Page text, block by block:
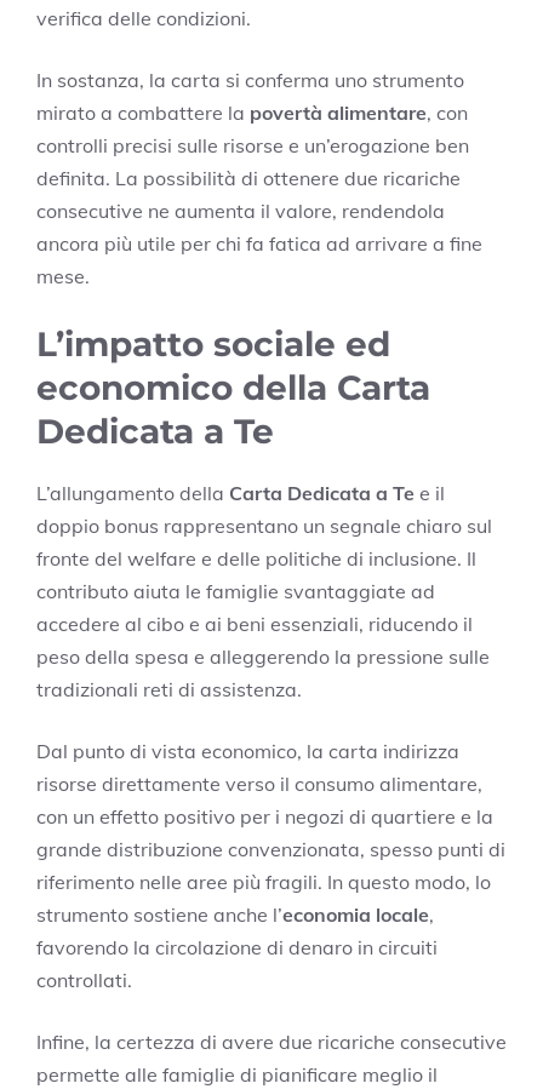
verifica delle condizioni.
In sostanza, la carta si conferma uno strumento
mirato a combattere la povertà alimentare, con
controlli precisi sulle risorse e un’erogazione ben
definita. La possibilità di ottenere due ricariche
consecutive ne aumenta il valore, rendendola
ancora più utile per chi fa fatica ad arrivare a fine
mese.
L’impatto sociale ed
economico della Carta
Dedicata a Te
L’allungamento della Carta Dedicata a Te e il
doppio bonus rappresentano un segnale chiaro sul
fronte del welfare e delle politiche di inclusione. Il
contributo aiuta le famiglie svantaggiate ad
accedere al cibo e ai beni essenziali, riducendo il
peso della spesa e alleggerendo la pressione sulle
tradizionali reti di assistenza.
Dal punto di vista economico, la carta indirizza
risorse direttamente verso il consumo alimentare,
con un effetto positivo per i negozi di quartiere e la
grande distribuzione convenzionata, spesso punti di
riferimento nelle aree più fragili. In questo modo, lo
strumento sostiene anche l’economia locale,
favorendo la circolazione di denaro in circuiti
controllati.
Infine, la certezza di avere due ricariche consecutive
permette alle famiglie di pianificare meglio il